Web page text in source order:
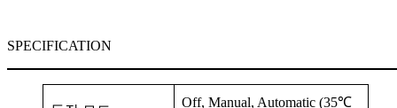
SPECIFICATION
Off, Manual, Automatic (35℃